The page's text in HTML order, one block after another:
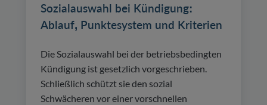
Sozialauswahl bei Kündigung:
Ablauf, Punktesystem und Kriterien
Die Sozialauswahl bei der betriebsbedingten
Kündigung ist gesetzlich vorgeschrieben.
Schließlich schützt sie den sozial
Schwächeren vor einer vorschnellen